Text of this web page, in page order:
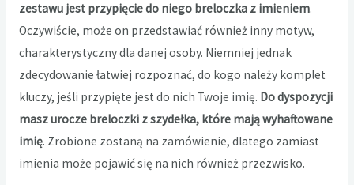
zestawu jest przypięcie do niego breloczka z imieniem.
Oczywiście, może on przedstawiać również inny motyw,
charakterystyczny dla danej osoby. Niemniej jednak
zdecydowanie łatwiej rozpoznać, do kogo należy komplet
kluczy, jeśli przypięte jest do nich Twoje imię. Do dyspozycji
masz urocze breloczki z szydełka, które mają wyhaftowane
imię. Zrobione zostaną na zamówienie, dlatego zamiast
imienia może pojawić się na nich również przezwisko.